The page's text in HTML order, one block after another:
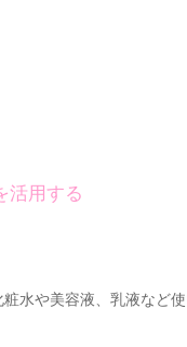
活用する
水や美容液、乳液など